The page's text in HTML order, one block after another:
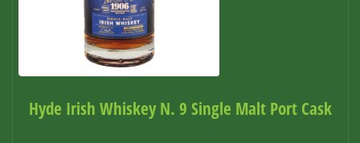
Hyde Irish Whiskey N. 9 Single Malt Port Cask